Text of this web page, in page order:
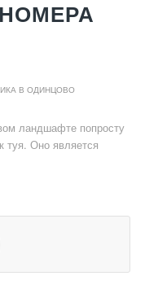
В ОДИНЦОВО
ландшафте попросту
туя. Оно является